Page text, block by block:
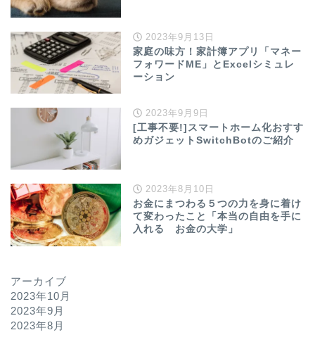
2023年9月13日
家庭の味方！家計簿アプリ「マネー
フォワードME」とExcelシミュレ
ーション
2023年9月9日
[工事不要!]スマートホーム化おすす
めガジェットSwitchBotのご紹介
2023年8月10日
お金にまつわる５つの力を身に着け
て変わったこと「本当の自由を手に
入れる お金の大学」
アーカイブ
2023年10月
2023年9月
2023年8月